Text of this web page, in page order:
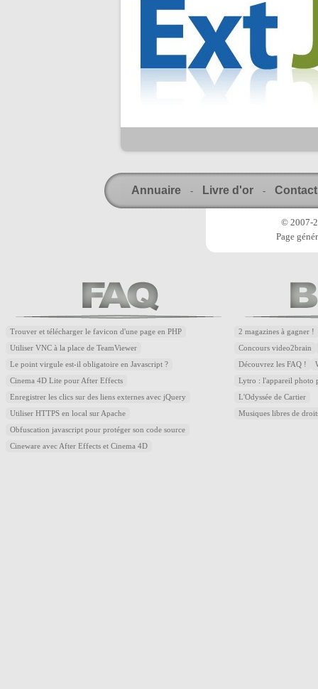
Annuaire - Livre d'or - Contact
© 2007-
Page
Trouver et télécharger le favicon d'une page en PHP
Utiliser VNC à la place de TeamViewer
Le point virgule est-il obligatoire en Javascript ?
Cinema 4D Lite pour After Effects
Enregistrer les clics sur des liens externes avec jQuery
Utiliser HTTPS en local sur Apache
Obfuscation javascript pour protéger son code source
Cineware avec After Effects et Cinema 4D
2 magazines à gagner !
Concours video2brain
Découvrez les FAQ !
Lytro : l'appareil photo
L'Odyssée de Cartier
Musiques libres de